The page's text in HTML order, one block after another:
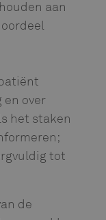
aan
en over
het staken
tot
de